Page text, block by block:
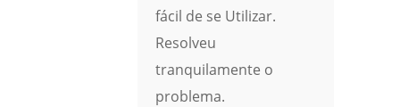
fácil de se Utilizar.
Resolveu
tranquilamente o
problema.